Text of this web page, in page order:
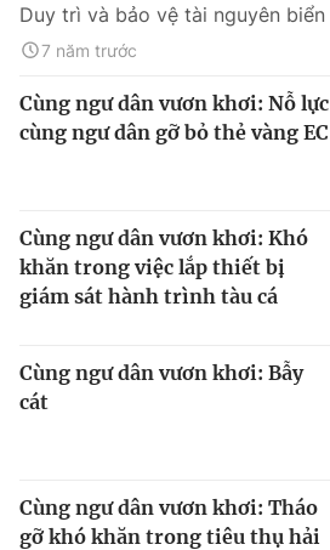
Duy trì và bảo vệ tài nguyên biển
7 năm trước
Cùng ngư dân vươn khơi: Nỗ lực
cùng ngư dân gỡ bỏ thẻ vàng EC
Cùng ngư dân vươn khơi: Khó
khăn trong việc lắp thiết bị
giám sát hành trình tàu cá
Cùng ngư dân vươn khơi: Bẫy
cát
Cùng ngư dân vươn khơi: Tháo
gỡ khó khăn trong tiêu thụ hải